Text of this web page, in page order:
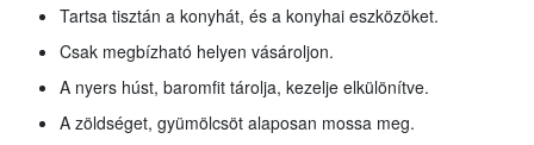
Tartsa tisztán a konyhát, és a konyhai eszközöket.
Csak megbízható helyen vásároljon.
A nyers húst, baromfit tárolja, kezelje elkülönítve.
A zöldséget, gyümölcsöt alaposan mossa meg.